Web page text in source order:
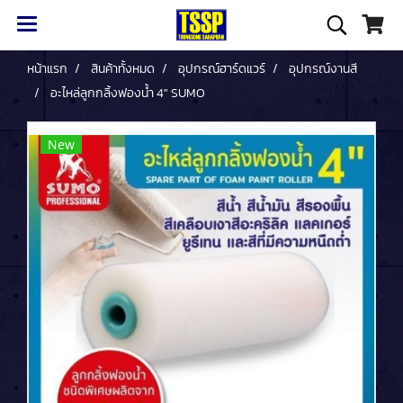
หน้าแรก สินค้าทั้งหมด อุปกรณ์ฮาร์ดแวร์
อุปกรณ์งานสี
อะไหล่ลูกกลิ้งฟองน้ำ 4" SUMO
New